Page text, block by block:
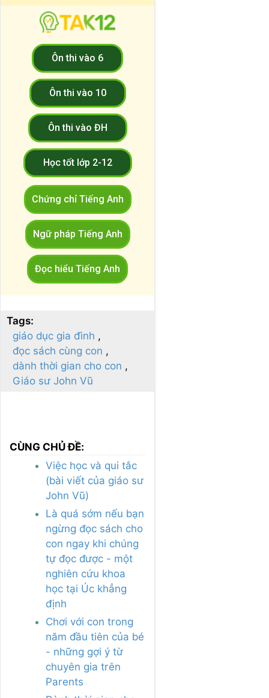
Ôn thi vào 6
Ôn thi vào 10
Ôn thi vào ĐH
Học tốt lớp 2-12
Chứng chỉ Tiếng Anh
Ngữ pháp Tiếng Anh
Đọc hiểu Tiếng Anh
Tags:
giáo dục gia đình
đọc sách cùng con
dành thời gian cho con
Giáo sư John Vũ
CÙNG CHỦ ĐỀ:
Việc học và qui tắc
(bài viết của giáo sư
John Vũ)
Là quá sớm nếu bạn
ngừng đọc sách cho
con ngay khi chúng
tự đọc được - một
nghiên cứu khoa
học tại Úc khẳng
định
Chơi với con trong
năm đầu tiên của bé
- những gợi ý từ
chuyên gia trên
Parents